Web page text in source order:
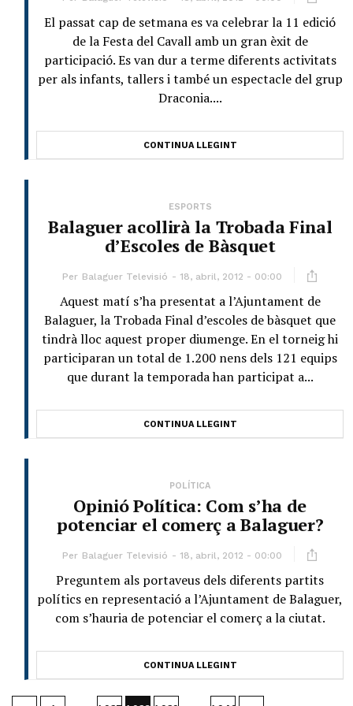
El passat cap de setmana es va celebrar la 11 edició
de la Festa del Cavall amb un gran èxit de
participació. Es van dur a terme diferents activitats
per als infants, tallers i també un espectacle del grup
Draconia....
CONTINUA LLEGINT
ESPORTS
Balaguer acollirà la Trobada Final
d’Escoles de Bàsquet
Per Balaguer Televisió 18, abril, 2012 - 00:00
Aquest matí s’ha presentat a l’Ajuntament de
Balaguer, la Trobada Final d’escoles de bàsquet que
tindrà lloc aquest proper diumenge. En el torneig hi
participaran un total de 1.200 nens dels 121 equips
que durant la temporada han participat a...
CONTINUA LLEGINT
POLÍTICA
Opinió Política: Com s’ha de
potenciar el comerç a Balaguer?
Per Balaguer Televisió 18, abril, 2012 - 00:00
Preguntem als portaveus dels diferents partits
polítics en representació a l’Ajuntament de Balaguer,
com s’hauria de potenciar el comerç a la ciutat.
CONTINUA LLEGINT